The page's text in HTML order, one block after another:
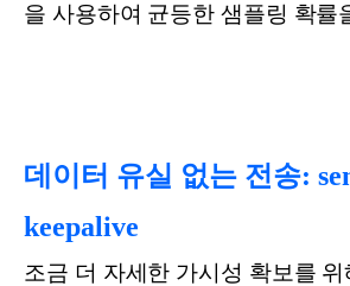
을 사용하여 균등한 샘플링 확률
데이터 유실 없는 전송:
keepalive
조금 더 자세한 가시성 확보를 위